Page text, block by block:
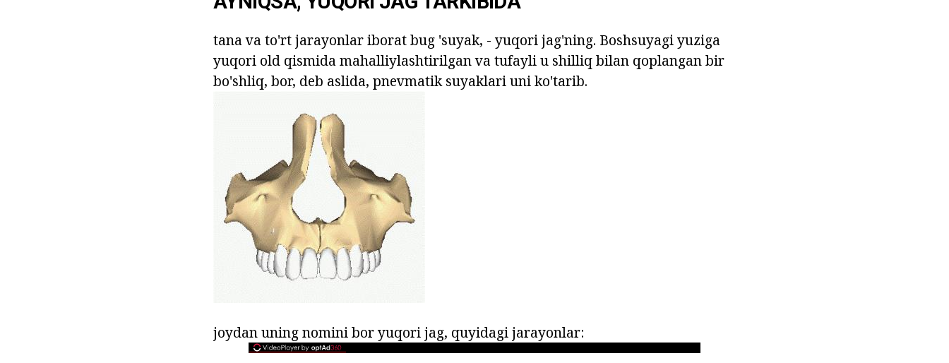
tana va to'rt jarayonlar iborat bug 'suyak, - yuqori jag'ning. Boshsuyagi yuziga
yuqori old qismida mahalliylashtirilgan va tufayli u shilliq bilan qoplangan bir
bo'shliq, bor, deb aslida, pnevmatik suyaklari uni ko'tarib.
joydan uning nomini bor yuqori jag, quyidagi jarayonlar: